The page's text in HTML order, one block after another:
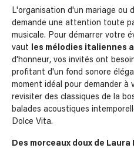
L'organisation d'un mariage ou
demande une attention toute
musicale. Pour démarrer votre
vaut
les mélodies italiennes
d'honneur, vos invités ont
profitant d'un fond sonore
moment idéal pour demander à
revisiter des classiques de la
balades acoustiques
Dolce Vita.
Des morceaux doux de